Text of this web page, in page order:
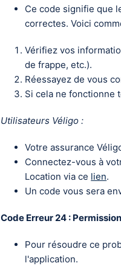
Ce code signifie que
correctes. Voici
Vérifiez vos
de frappe, etc.).
Réessayez de vous
Si cela ne fonctionne
Utilisateurs Véligo :
Votre assurance
Connectez-vous à
Location via ce lien.
Un code vous sera
Code Erreur 24 :
Pour résoudre ce
l'application.